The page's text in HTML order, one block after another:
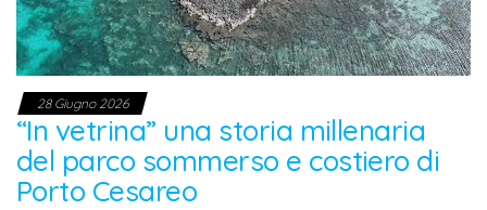
28 Giugno 2026
“In vetrina” una storia millenaria
del parco sommerso e costiero di
Porto Cesareo